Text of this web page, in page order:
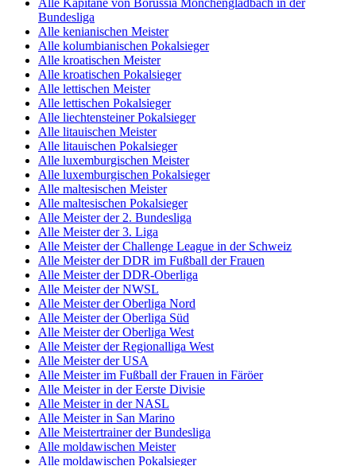
Alle Kapitäne von Borussia Mönchengladbach in der
Bundesliga
Alle kenianischen Meister
Alle kolumbianischen Pokalsieger
Alle kroatischen Meister
Alle kroatischen Pokalsieger
Alle lettischen Meister
Alle lettischen Pokalsieger
Alle liechtensteiner Pokalsieger
Alle litauischen Meister
Alle litauischen Pokalsieger
Alle luxemburgischen Meister
Alle luxemburgischen Pokalsieger
Alle maltesischen Meister
Alle maltesischen Pokalsieger
Alle Meister der 2. Bundesliga
Alle Meister der 3. Liga
Alle Meister der Challenge League in der Schweiz
Alle Meister der DDR im Fußball der Frauen
Alle Meister der DDR-Oberliga
Alle Meister der NWSL
Alle Meister der Oberliga Nord
Alle Meister der Oberliga Süd
Alle Meister der Oberliga West
Alle Meister der Regionalliga West
Alle Meister der USA
Alle Meister im Fußball der Frauen in Färöer
Alle Meister in der Eerste Divisie
Alle Meister in der NASL
Alle Meister in San Marino
Alle Meistertrainer der Bundesliga
Alle moldawischen Meister
Alle moldawischen Pokalsieger